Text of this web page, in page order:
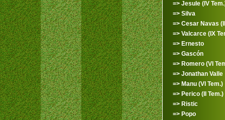
=> Jesule (IV
=> Silva
=> Cesar Navas
=> Valcarce (IX
=> Ernesto
=> Gascón
=> Romero (VI
=> Jonathan Valle
=> Manu (VI Tem.)
=> Perico (II Tem.)
=> Ristic
=> Popo